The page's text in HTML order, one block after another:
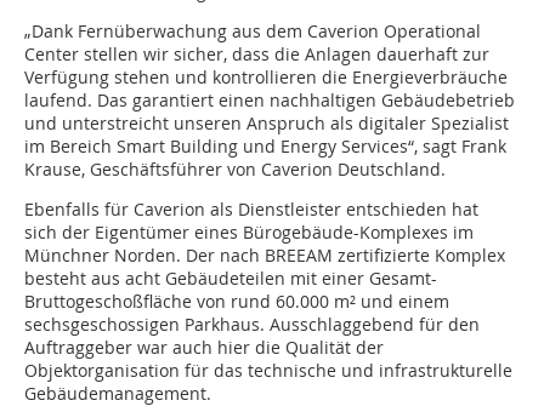
„Dank Fernüberwachung aus dem Caverion Operational
Center stellen wir sicher, dass die Anlagen dauerhaft zur
Verfügung stehen und kontrollieren die Energieverbräuche
laufend. Das garantiert einen nachhaltigen Gebäudebetrieb
und unterstreicht unseren Anspruch als digitaler Spezialist
im Bereich Smart Building und Energy Services“, sagt Frank
Krause, Geschäftsführer von Caverion Deutschland.
Ebenfalls für Caverion als Dienstleister entschieden hat
sich der Eigentümer eines Bürogebäude-Komplexes im
Münchner Norden. Der nach BREEAM zertifizierte Komplex
besteht aus acht Gebäudeteilen mit einer Gesamt-
Bruttogeschoßfläche von rund 60.000 m² und einem
sechsgeschossigen Parkhaus. Ausschlaggebend für den
Auftraggeber war auch hier die Qualität der
Objektorganisation für das technische und infrastrukturelle
Gebäudemanagement.